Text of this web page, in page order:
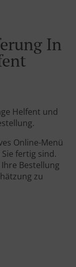
In
Helfent und
Online-Menü
fertig sind.
Bestellung
zu